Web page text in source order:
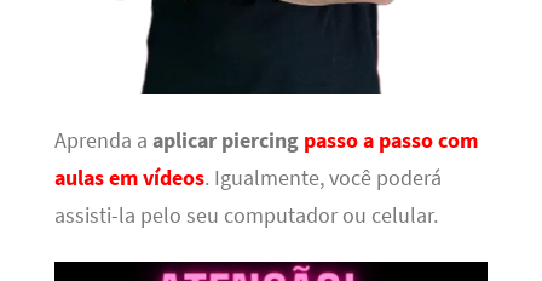
Aprenda a aplicar piercing passo a passo com
aulas em vídeos. Igualmente, você poderá
assisti-la pelo seu computador ou celular.